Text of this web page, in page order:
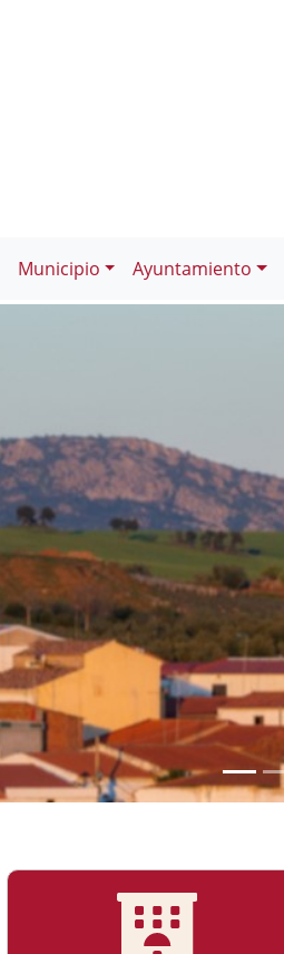
Municipio Ayuntamiento